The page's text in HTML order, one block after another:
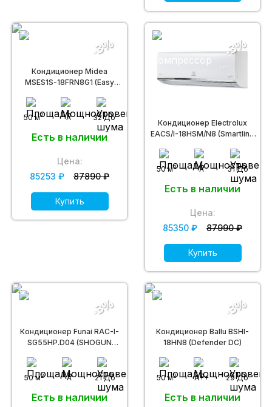
Кондиционер Midea
MSES1S-18FRN8G1 (Easy
50 м2 A 32 Дб
Есть в наличии
-3%
Цена:
85253 ₽
87890 ₽
Купить
Кондиционер Electrolux
EACS/I-18HSM/N8 (Smartline
50 м2 A 31 Дб
Есть в наличии
-3%
Цена:
85350 ₽
87990 ₽
Купить
Кондиционер Funai RAC-I-
SG55HP.D04 (SHOGUN
50 м2 A 21 Дб
Есть в наличии
-3%
Кондиционер Ballu BSHI-
18HN8 (Defender DC)
50 м2 A++ 29 Дб
Есть в наличии
-3%